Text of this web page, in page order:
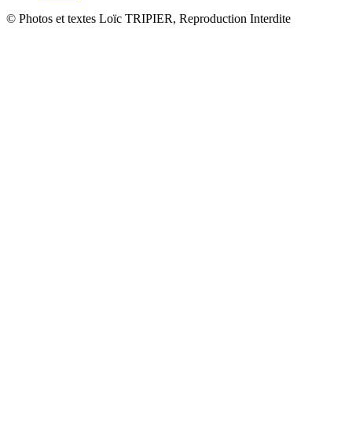
© Photos et textes Loïc TRIPIER, Reproduction Interdite